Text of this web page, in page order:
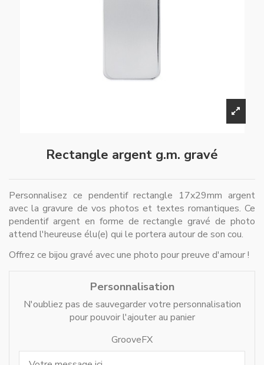
Rectangle argent g.m. gravé
Personnalisez ce pendentif rectangle 17x29mm argent
avec la gravure de vos photos et textes romantiques. Ce
pendentif argent en forme de rectangle gravé de photo
attend l'heureuse élu(e) qui le portera autour de son cou.
Offrez ce bijou gravé avec une photo pour preuve d'amour !
Personnalisation
N'oubliez pas de sauvegarder votre personnalisation
pour pouvoir l'ajouter au panier
GrooveFX